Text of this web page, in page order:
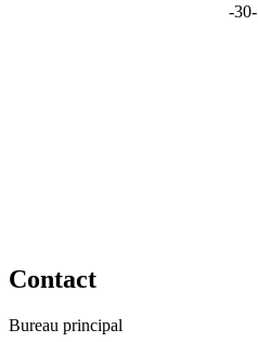
-30-
Contact
Bureau principal